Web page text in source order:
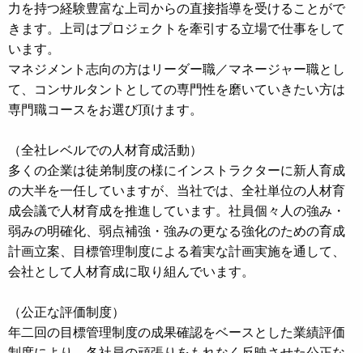
力を持つ経験豊富な上司からの直接指導を受けることがで
きます。上司はプロジェクトを牽引する立場で仕事をして
います。
マネジメント志向の方はリーダー職／マネージャー職とし
て、コンサルタントとしての専門性を磨いていきたい方は
専門職コースをお選び頂けます。
（全社レベルでの人材育成活動）
多くの企業は徒弟制度の様にインストラクターに新人育成
の大半を一任していますが、当社では、全社単位の人材育
成会議で人材育成を推進しています。社員個々人の強み・
弱みの明確化、弱点補強・強みの更なる強化のための育成
計画立案、目標管理制度による着実な計画実施を通して、
会社として人材育成に取り組んでいます。
（公正な評価制度）
年二回の目標管理制度の成果確認をベースとした業績評価